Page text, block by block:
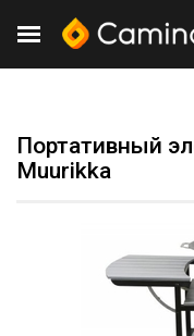
Портативный
Muurikka